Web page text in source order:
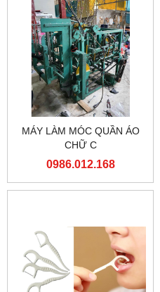
MÁY LÀM MÓC QUẦN ÁO
CHỮ C
0986.012.168